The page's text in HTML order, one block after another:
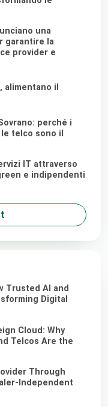
una
garantire la
provider e
alimentano il
perché i
telco sono il
IT attraverso
e indipendenti
Trusted AI and
Digital
Cloud: Why
Telcos Are the
Through
Independent